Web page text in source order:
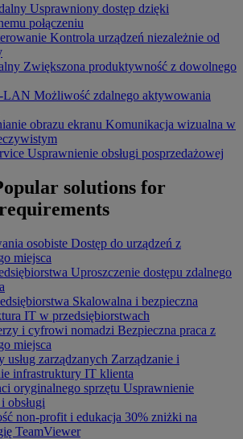
Usprawniony dostęp dzięki
połączeniu
Kontrola urządzeń niezależnie od
Zwiększona produktywność z dowolnego
LAN Możliwość zdalnego aktywowania
obrazu ekranu Komunikacja wizualna w
Usprawnienie obsługi posprzedażowej
solutions for
osobiste Dostęp do urządzeń z
miejsca
Uproszczenie dostępu zdalnego
Skalowalna i bezpieczna
IT w przedsiębiorstwach
i cyfrowi nomadzi Bezpieczna praca z
miejsca
usług zarządzanych Zarządzanie i
infrastruktury IT klienta
oryginalnego sprzętu Usprawnienie
obsługi
non-profit i edukacja 30% zniżki na
TeamViewer